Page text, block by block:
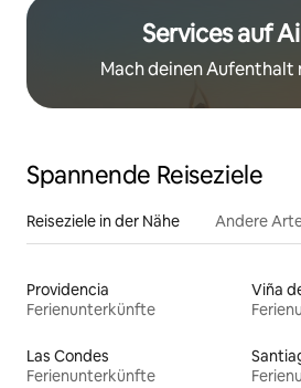
Services auf
Mach deinen Aufenthalt
Spannende Reiseziele
Reiseziele in der Nähe Andere
Providencia
Ferienunterkünfte
Viña
Las Condes
Ferienunterkünfte